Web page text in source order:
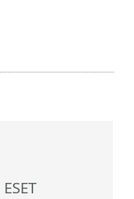
ESET